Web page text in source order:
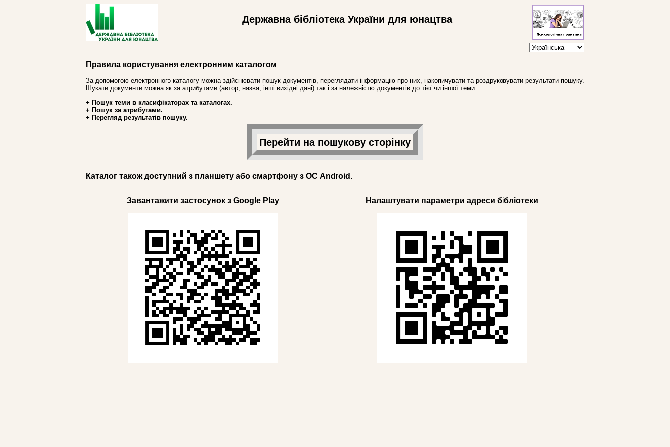
Державна бібліотека України для юнацтва
Правила користування електронним каталогом
За допомогою електронного каталогу можна здійснювати пошук документів, переглядати інформацію про них, накопичувати та роздруковувати результати пошуку.
Шукати документи можна як за атрибутами (автор, назва, інші вихідні дані) так і за належністю документів до тієї чи іншої теми.
+ Пошук теми в класифікаторах та каталогах.
+ Пошук за атрибутами.
+ Перегляд результатів пошуку.
Перейти на пошукову сторінку
Каталог також доступний з планшету або смартфону з ОС Android.
Завантажити застосунок з Google Play Налаштувати параметри адреси бібліотеки